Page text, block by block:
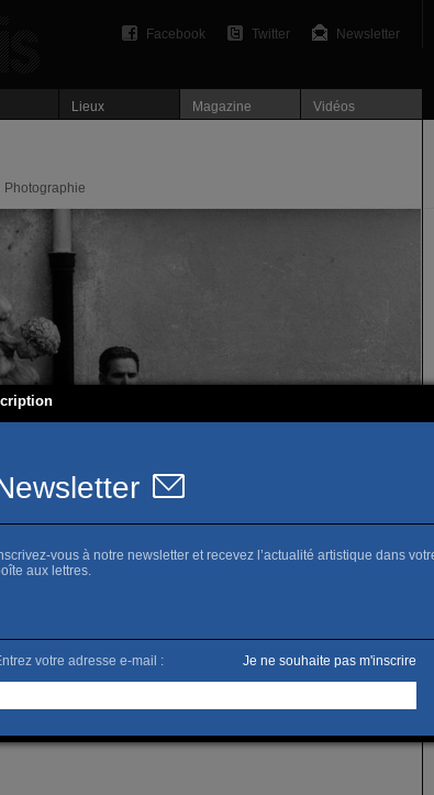
Newsletter
Twitter
Facebook
Lieux Magazine Vidéos
Photographie